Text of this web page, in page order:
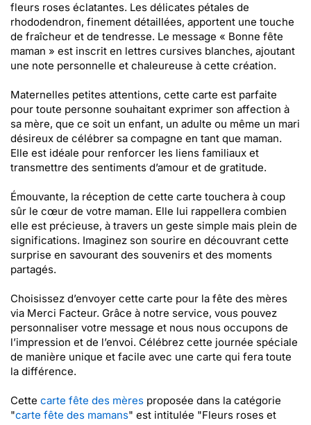
fleurs roses éclatantes. Les délicates pétales de
rhododendron, finement détaillées, apportent une touche
de fraîcheur et de tendresse. Le message « Bonne fête
maman » est inscrit en lettres cursives blanches, ajoutant
une note personnelle et chaleureuse à cette création.
Maternelles petites attentions, cette carte est parfaite
pour toute personne souhaitant exprimer son affection à
sa mère, que ce soit un enfant, un adulte ou même un mari
désireux de célébrer sa compagne en tant que maman.
Elle est idéale pour renforcer les liens familiaux et
transmettre des sentiments d’amour et de gratitude.
Émouvante, la réception de cette carte touchera à coup
sûr le cœur de votre maman. Elle lui rappellera combien
elle est précieuse, à travers un geste simple mais plein de
significations. Imaginez son sourire en découvrant cette
surprise en savourant des souvenirs et des moments
partagés.
Choisissez d’envoyer cette carte pour la fête des mères
via Merci Facteur. Grâce à notre service, vous pouvez
personnaliser votre message et nous nous occupons de
l’impression et de l’envoi. Célébrez cette journée spéciale
de manière unique et facile avec une carte qui fera toute
la différence.
Cette carte fête des mères proposée dans la catégorie
"carte fête des mamans" est intitulée "Fleurs roses et